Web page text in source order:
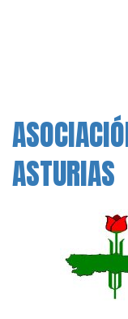
ASTURIAS